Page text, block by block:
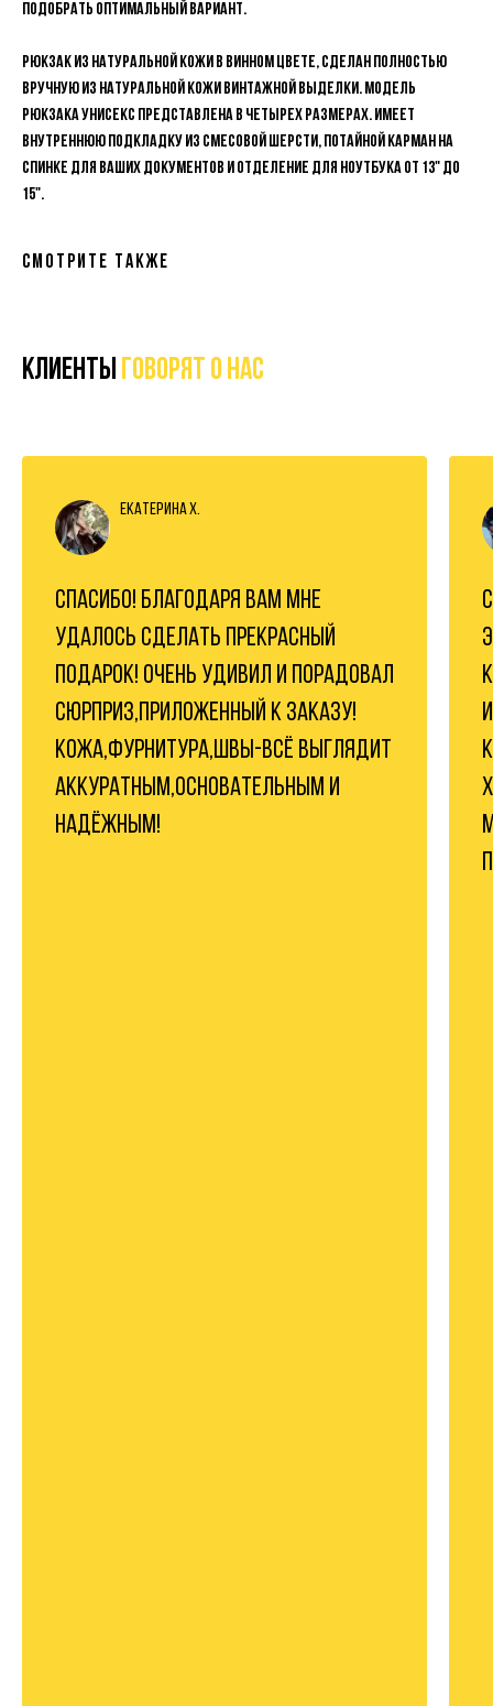
подобрать оптимальный вариант.
Рюкзак из натуральной кожи в винном цвете, сделан полностью
вручную из натуральной кожи винтажной выделки. Модель
рюкзака унисекс представлена в четырех размерах. Имеет
внутреннюю подкладку из смесовой шерсти, потайной карман на
спинке для ваших документов и отделение для ноутбука от 13" до
15".
Смотрите также
Клиенты говорят о нас
Екатерина Х.
СПАСИБО! БЛАГОДАРЯ ВАМ МНЕ
УДАЛОСЬ СДЕЛАТЬ ПРЕКРАСНЫЙ
ПОДАРОК! ОЧЕНЬ УДИВИЛ И ПОРАДОВАЛ
СЮРПРИЗ,ПРИЛОЖЕННЫЙ К ЗАКАЗУ!
КОЖА,ФУРНИТУРА,ШВЫ-ВСЁ ВЫГЛЯДИТ
АККУРАТНЫМ,ОСНОВАТЕЛЬНЫМ И
НАДЁЖНЫМ!